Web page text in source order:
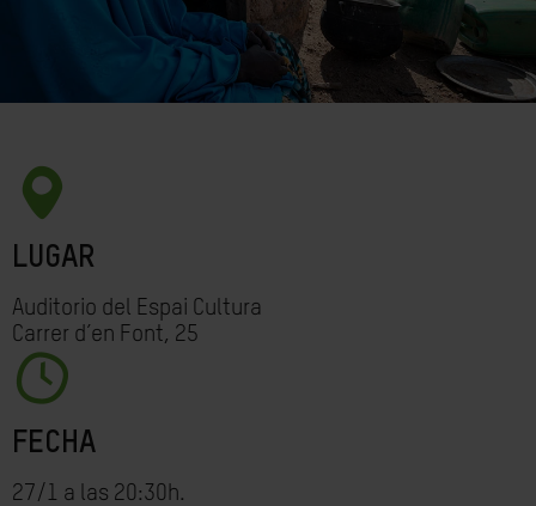
LUGAR
Auditorio del Espai Cultura
Carrer d’en Font, 25
FECHA
27/1 a las 20:30h.